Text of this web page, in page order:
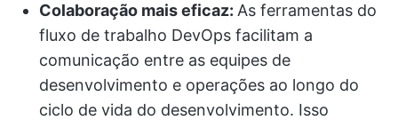
Colaboração mais eficaz: As ferramentas do
fluxo de trabalho DevOps facilitam a
comunicação entre as equipes de
desenvolvimento e operações ao longo do
ciclo de vida do desenvolvimento. Isso